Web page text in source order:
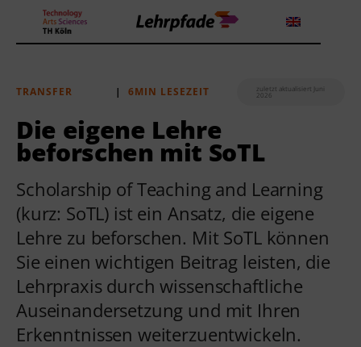
Tools
Lehrstrategie
Workshops
Über uns
TRANSFER | 6MIN LESEZEIT zuletzt aktualisiert Juni
2026
Die eigene Lehre
beforschen mit SoTL
Scholarship of Teaching and Learning
(kurz: SoTL) ist ein Ansatz, die eigene
Lehre zu beforschen. Mit SoTL können
Sie einen wichtigen Beitrag leisten, die
Lehrpraxis durch wissenschaftliche
Auseinandersetzung und mit Ihren
Erkenntnissen weiterzuentwickeln.